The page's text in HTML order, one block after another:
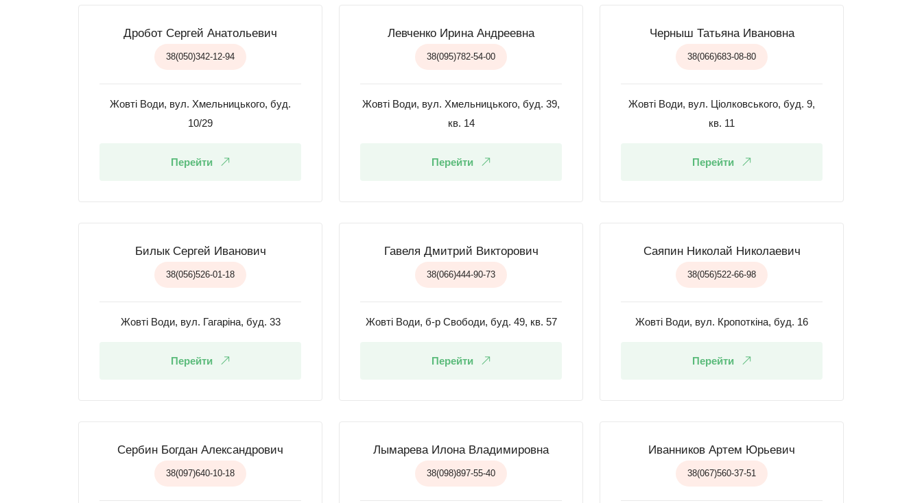
Дробот Сергей Анатольевич
38(050)342-12-94
Жовті Води, вул. Хмельницького, буд.
10/29
Перейти
Левченко Ирина Андреевна
38(095)782-54-00
Жовті Води, вул. Хмельницького, буд. 39,
кв. 14
Перейти
Черныш Татьяна Ивановна
38(066)683-08-80
Жовті Води, вул. Ціолковського, буд. 9,
кв. 11
Перейти
Билык Сергей Иванович
38(056)526-01-18
Жовті Води, вул. Гагаріна, буд. 33
Перейти
Гавеля Дмитрий Викторович
38(066)444-90-73
Жовті Води, б-р Свободи, буд. 49, кв. 57
Перейти
Саяпин Николай Николаевич
38(056)522-66-98
Жовті Води, вул. Кропоткіна, буд. 16
Перейти
Сербин Богдан Александрович
38(097)640-10-18
Лымарева Илона Владимировна
38(098)897-55-40
Иванников Артем Юрьевич
38(067)560-37-51